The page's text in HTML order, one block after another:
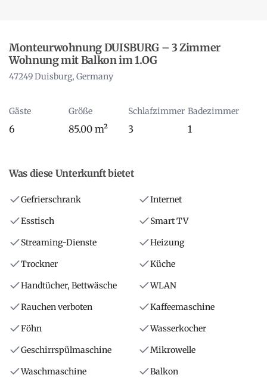
Monteurwohnung DUISBURG – 3 Zimmer
Wohnung mit Balkon im 1.OG
47249 Duisburg, Germany
Gäste
6
Größe
85.00 m²
Schlafzimmer
3
Badezimmer
1
Was diese Unterkunft bietet
Gefrierschrank
Internet
Esstisch
Smart TV
Streaming-Dienste
Heizung
Trockner
Küche
Handtücher, Bettwäsche
WLAN
Rauchen verboten
Kaffeemaschine
Föhn
Wasserkocher
Geschirrspülmaschine
Mikrowelle
Waschmaschine
Balkon